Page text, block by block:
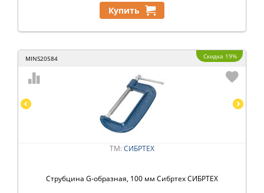
Купить
MINS20584 Скидка 19%
ТМ: СИБРТЕХ
Струбцина G-образная, 100 мм Сибртех СИБРТЕХ